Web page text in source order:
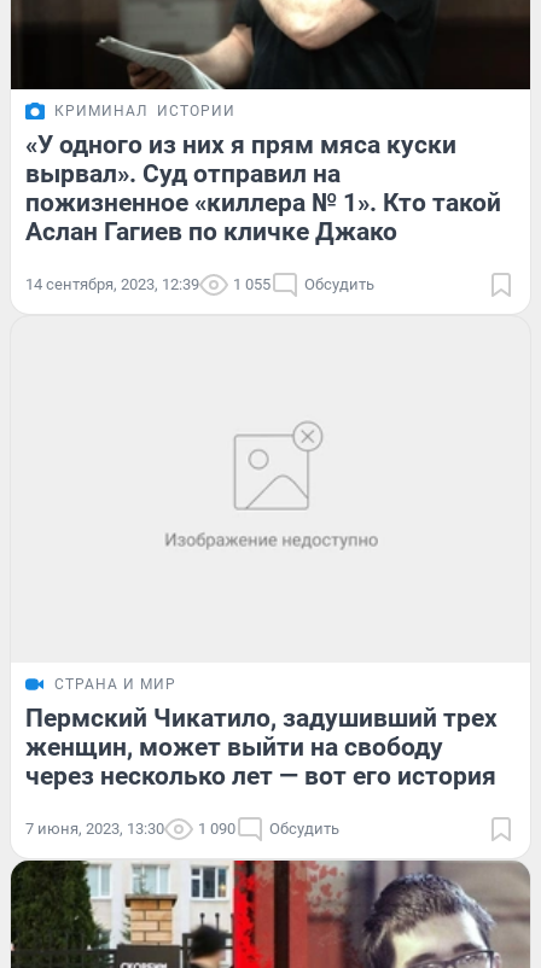
КРИМИНАЛ ИСТОРИИ
«У одного из них я прям мяса куски
вырвал». Суд отправил на
пожизненное «киллера № 1». Кто такой
Аслан Гагиев по кличке Джако
14 сентября, 2023, 12:39 1 055 Обсудить
СТРАНА И МИР
Пермский Чикатило, задушивший трех
женщин, может выйти на свободу
через несколько лет — вот его история
7 июня, 2023, 13:30 1 090 Обсудить